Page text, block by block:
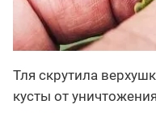
Тля скрутила
кусты от уничтожения